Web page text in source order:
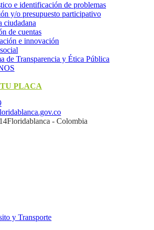
e identificación de problemas
y/o presupuesto participativo​
ciudadana
de cuentas
e innovación
de Transparencia y Ética Pública
PLACA
- Colombia